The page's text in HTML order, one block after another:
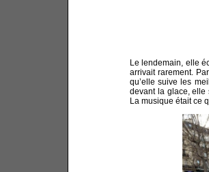
Le lendemain, elle
arrivait rarement.
qu’elle suive les
devant la glace, elle
La musique était ce